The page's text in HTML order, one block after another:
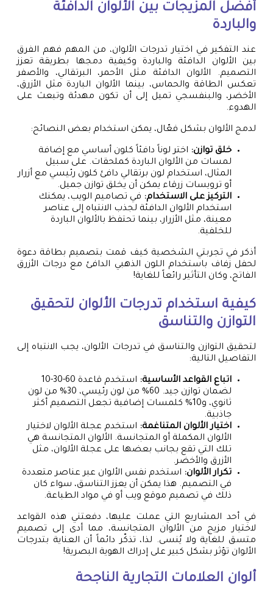
أفضل المزيجات بين الألوان الدافئة
والباردة
عند التفكير في اختيار تدرجات الألوان، من المهم فهم الفرق
بين الألوان الدافئة والباردة وكيفية دمجها بطريقة تعزز
التصميم. الألوان الدافئة مثل الأحمر، البرتقالي، والأصفر
تعكس الطاقة والحماس، بينما الألوان الباردة مثل الأزرق،
الأخضر، والبنفسجي تميل إلى أن تكون مهدئة وتبعث على
الهدوء.
لدمج الألوان بشكل فعّال، يمكن استخدام بعض النصائح:
خلق توازن: اختر لوناً دافئاً كلون أساسي مع إضافة
لمسات من الألوان الباردة كملحقات. على سبيل
المثال، استخدام لون برتقالي دافئ كلون رئيسي مع أزرار
أو ترويسات زرقاء يمكن أن يخلق توازن جميل.
التركيز على الاستخدام: في تصاميم الويب، يمكنك
استخدام الألوان الدافئة لجذب الانتباه إلى عناصر
معينة، مثل الأزرار، بينما تحتفظ بالألوان الباردة
للخلفية.
أذكر في تجربتي الشخصية كيف قمت بتصميم بطاقة دعوة
لحفل زفاف باستخدام اللون الذهبي الدافئ مع درجات الأزرق
الفاتح، وكان التأثير رائعاً للغاية!
كيفية استخدام تدرجات الألوان لتحقيق
التوازن والتناسق
لتحقيق التوازن والتناسق في تدرجات الألوان، يجب الانتباه إلى
التفاصيل التالية:
اتباع القواعد الأساسية:
استخدم قاعدة 60-30-10
لضمان توازن جيد. 60% من لون رئيسي، 30% من لون
ثانوي، و10% كلمسات إضافية تجعل التصميم أكثر
جاذبية.
اختيار الألوان المتناغمة: استخدم عجلة الألوان لاختيار
الألوان المكملة أو المتجانسة. الألوان المتجانسة هي
تلك التي تقع بجانب بعضها على عجلة الألوان، مثل
الأزرق والأخضر.
تكرار الألوان: استخدم نفس الألوان عبر عناصر متعددة
في التصميم. هذا يمكن أن يعزز التناسق، سواء كان
ذلك في تصميم موقع ويب أو في مواد الطباعة.
في أحد المشاريع التي عملت عليها، دفعتني هذه القواعد
لاختيار مزيج من الألوان المتجانسة، مما أدى إلى تصميم
متسق للغاية ولا يُنسى. لذا، تذكّر دائماً أن العناية بتدرجات
الألوان تؤثر بشكل كبير على إدراك الهوية البصرية!
ألوان العلامات التجارية الناجحة